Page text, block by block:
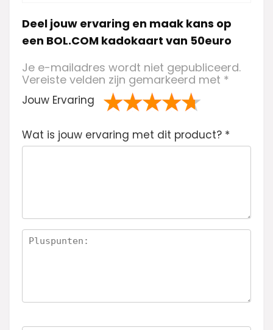
Deel jouw ervaring en maak kans op
een BOL.COM kadokaart van 50euro
Je e-mailadres wordt niet gepubliceerd.
Vereiste velden zijn gemarkeerd met *
Jouw Ervaring
va
n
n
de 5
sterren
sterren
sterren
sterren
Wat is jouw ervaring met dit product? *